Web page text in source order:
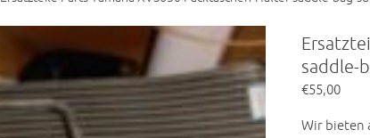
saddle-
€55,00
Wir bieten